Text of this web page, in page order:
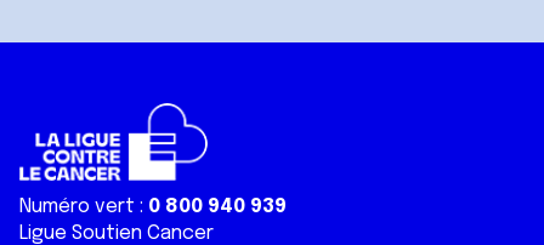
Numéro vert : 0 800 940 939
Ligue Soutien Cancer